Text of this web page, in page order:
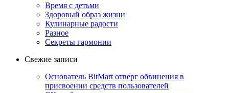
Время с детьми
Здоровый образ жизни
Кулинарные радости
Разное
Секреты гармонии
Свежие записи
Основатель BitMart отверг обвинения в
присвоении средств пользователей